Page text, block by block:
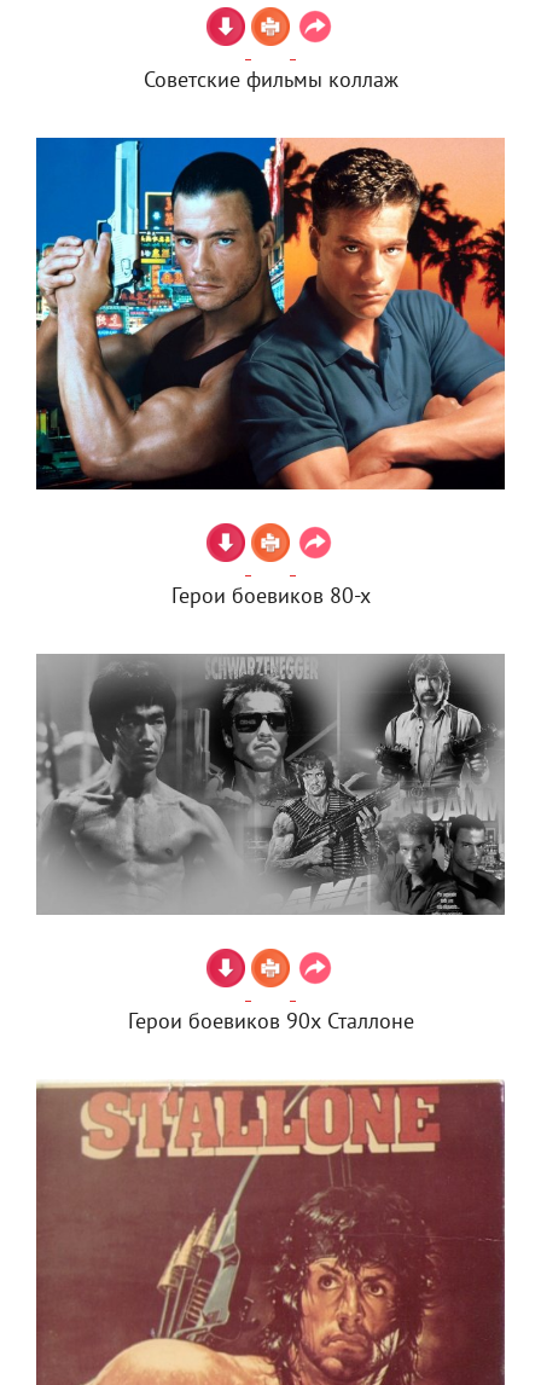
Советские фильмы коллаж
Герои боевиков 80-х
Герои боевиков 90х Сталлоне